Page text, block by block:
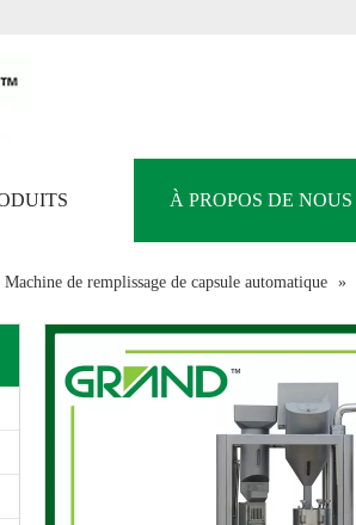
À PROPOS DE NOUS
Machine de remplissage de capsule automatique »